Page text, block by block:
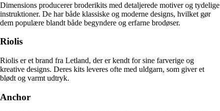
Dimensions producerer broderikits med detaljerede motiver og tydelige
instruktioner. De har både klassiske og moderne designs, hvilket gør
dem populære blandt både begyndere og erfarne brodøser.
Riolis
Riolis er et brand fra Letland, der er kendt for sine farverige og
kreative designs. Deres kits leveres ofte med uldgarn, som giver et
blødt og varmt udtryk.
Anchor